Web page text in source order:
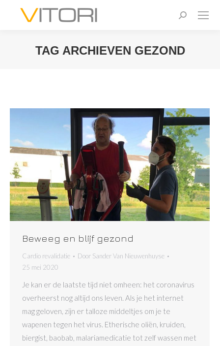
Zoeken:
TAG ARCHIEVEN GEZOND
Beweeg en blijf gezond
Cardio revalidatie Door Sander Van Nieuwenhuyse
25 mei 2020
Je kan er de laatste tijd niet omheen: het coronavirus
overheerst nog altijd ons leven. Als je het internet
mag geloven, zijn er talloze middeltjes om je te
wapenen tegen het virus. Etherische oliën, kruiden,
biergist, baobab, malariamedicatie tot zelf wassen met